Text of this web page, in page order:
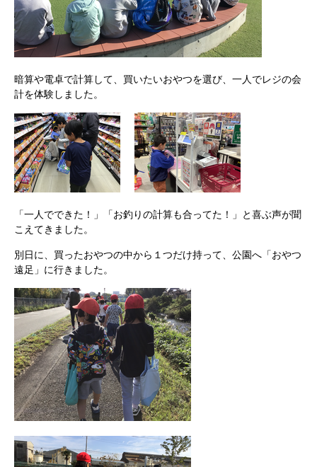
暗算や電卓で計算して、買いたいおやつを選び、一人でレジの会
計を体験しました。
「一人でできた！」「お釣りの計算も合ってた！」と喜ぶ声が聞
こえてきました。
別日に、買ったおやつの中から１つだけ持って、公園へ「おやつ
遠足」に行きました。